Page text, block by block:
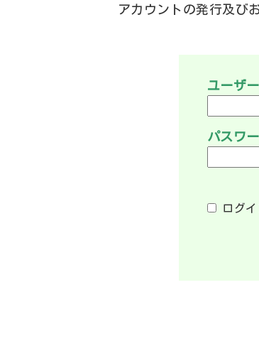
アカウントの発行及び
ユーザ
パスワ
ログ